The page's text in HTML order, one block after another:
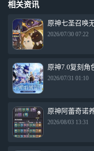
相关资讯
原神七圣召唤
2026/07/30 07:22
原神7.0复刻角
2026/07/31 01:10
原神阿蕾奇诺
2026/08/03 13:31